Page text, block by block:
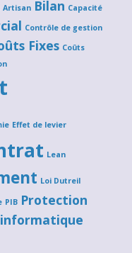
Artisan Bilan Capacité
Contrôle de gestion
Fixes Coûts
Effet de levier
Lean
Loi Dutreil
PIB Protection